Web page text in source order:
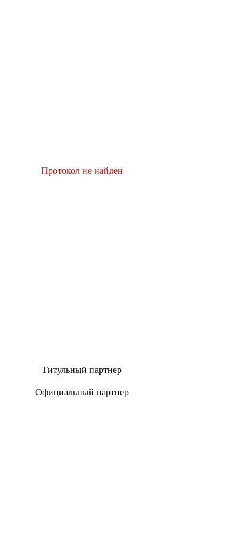
Протокол не найден
Титульный партнер
Официальный партнер